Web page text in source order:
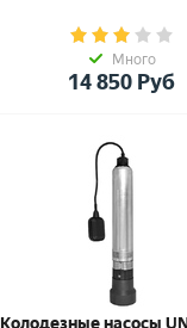
Много
14 850Руб